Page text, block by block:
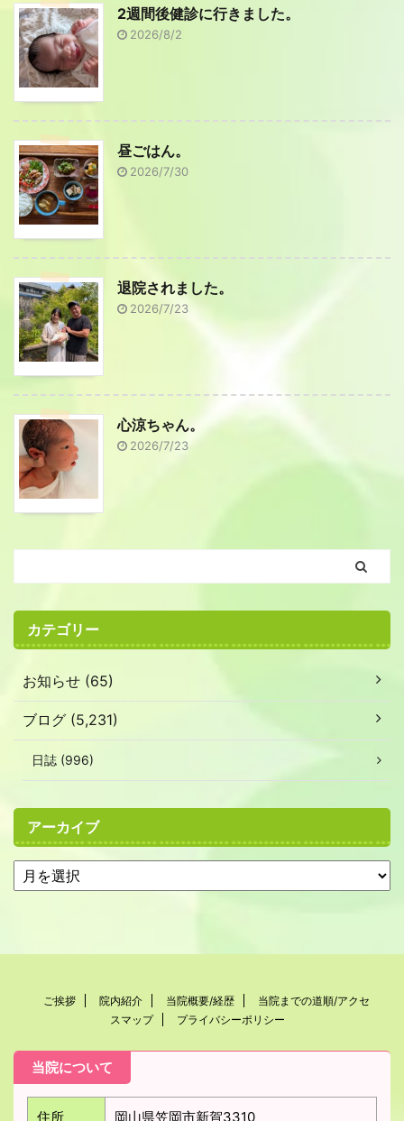
2週間後健診に行きました。
2026/8/2
昼ごはん。
2026/7/30
退院されました。
2026/7/23
心涼ちゃん。
2026/7/23
カテゴリー
お知らせ (65)
ブログ (5,231)
日誌 (996)
アーカイブ
ご挨拶 院内紹介 当院概要/経歴
当院までの道順/アクセ
スマップ
プライバシーポリシー
当院について
住所 岡山県笠岡市新賀3310